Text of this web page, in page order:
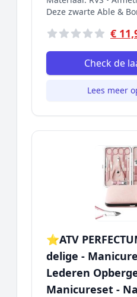
Deze zwarte Able &
€
Check de
Lees meer
⭐ATV
delige -
Lederen
Manicureset -